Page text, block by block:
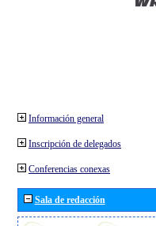
Información general
Inscripción de delegados
Conferencias conexas
Sala de redacción